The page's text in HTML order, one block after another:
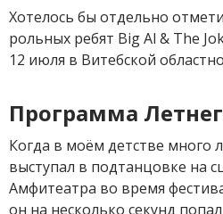
Хотелось бы отдельно
рольных ребят Big Al & The
12 июля в Витебской
Программа
Когда в моём детстве много
выступал в подтанцовке на
Амфитеатра во время
он на несколько секунд